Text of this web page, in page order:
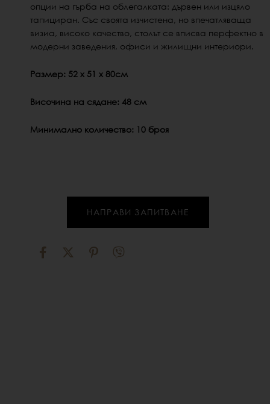
опции на гърба на облегалката: дървен или изцяло
тапициран. Със своята изчистена, но впечатляваща
визиа, високо качество, столът се вписва перфектно в
модерни заведения, офиси и жилищни интериори.
Размер: 52 х 51 х 80см
Височина на сядане: 48 см
Минимално количество: 10 броя
НАПРАВИ ЗАПИТВАНЕ